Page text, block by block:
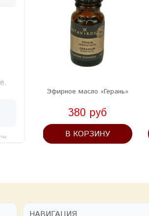
Эфирное масло «Герань»
380 руб
В КОРЗИНУ